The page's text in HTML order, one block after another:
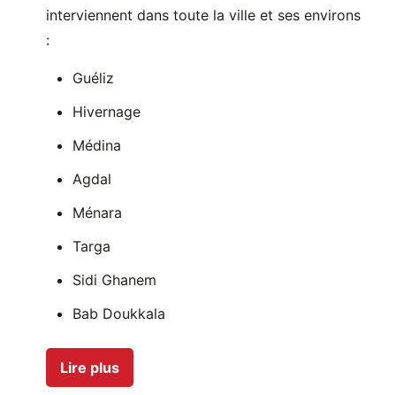
interviennent dans toute la ville et ses environs
:
Guéliz
Hivernage
Médina
Agdal
Ménara
Targa
Sidi Ghanem
Bab Doukkala
Semlalia
Route d’Ourika
Lire plus